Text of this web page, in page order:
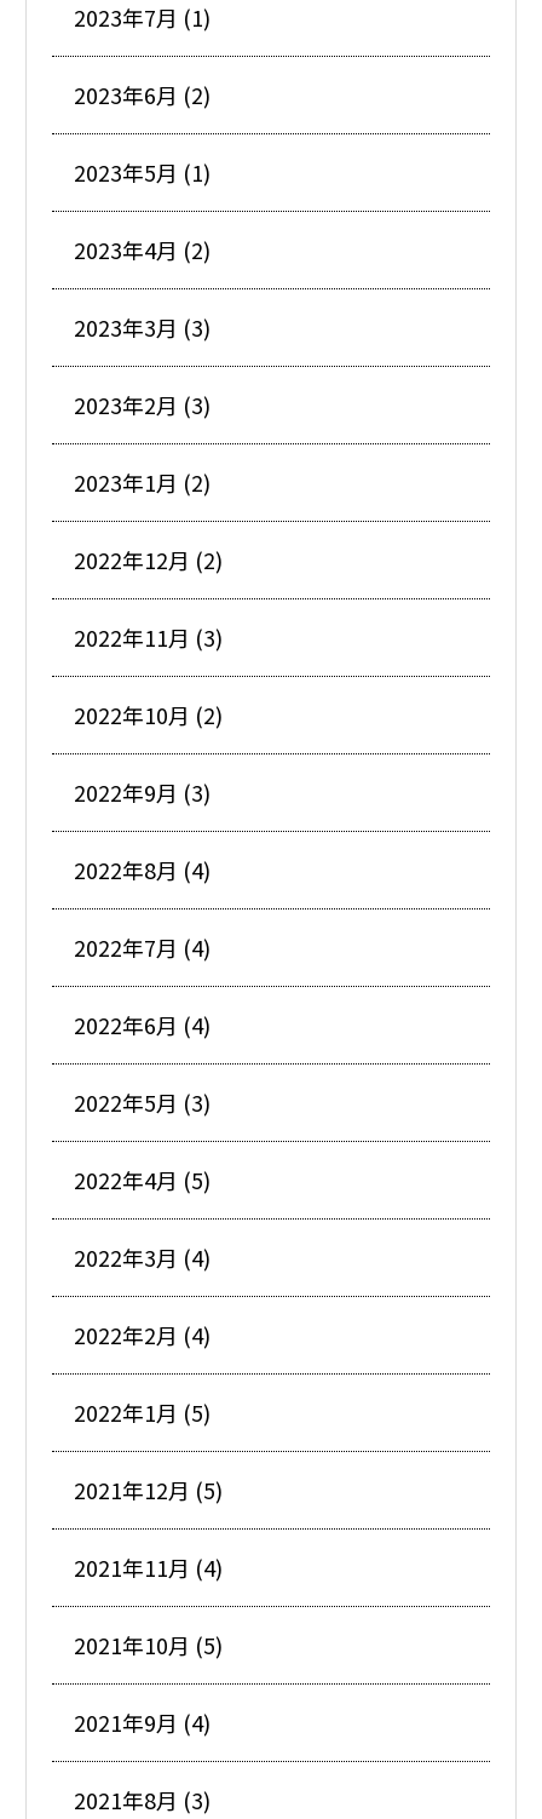
2023年7月 (1)
2023年6月 (2)
2023年5月 (1)
2023年4月 (2)
2023年3月 (3)
2023年2月 (3)
2023年1月 (2)
2022年12月 (2)
2022年11月 (3)
2022年10月 (2)
2022年9月 (3)
2022年8月 (4)
2022年7月 (4)
2022年6月 (4)
2022年5月 (3)
2022年4月 (5)
2022年3月 (4)
2022年2月 (4)
2022年1月 (5)
2021年12月 (5)
2021年11月 (4)
2021年10月 (5)
2021年9月 (4)
2021年8月 (3)